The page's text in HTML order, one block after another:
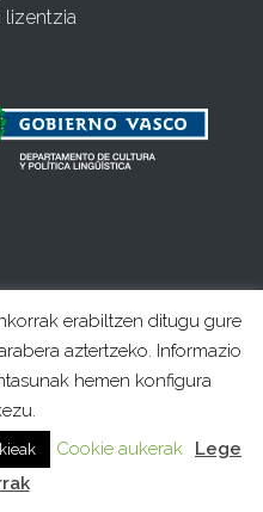
lizentzia
erabiltzen ditugu gure
aztertzeko. Informazio
hemen konfigura
Cookie aukerak
Lege